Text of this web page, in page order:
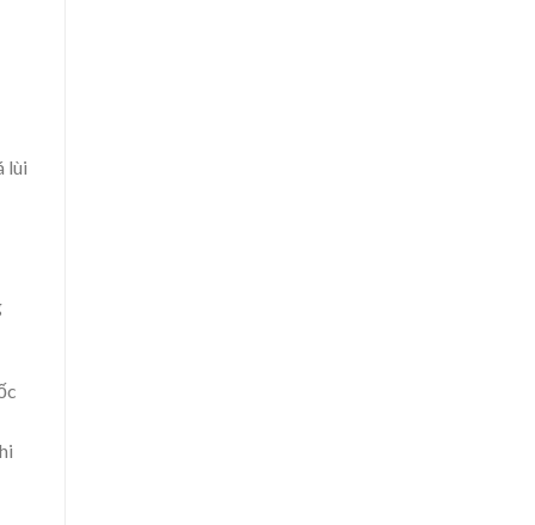
lùi